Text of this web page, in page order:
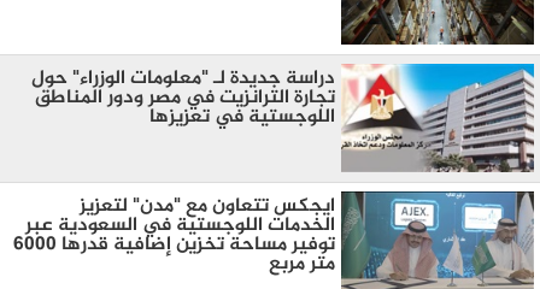
دراسة جديدة لـ "معلومات الوزراء" حول
تجارة الترانزيت في مصر ودور المناطق
اللوجستية في تعزيزها
ايجكس تتعاون مع "مدن" لتعزيز
الخدمات اللوجستية في السعودية عبر
توفير مساحة تخزين إضافية قدرها 6000
متر مربع